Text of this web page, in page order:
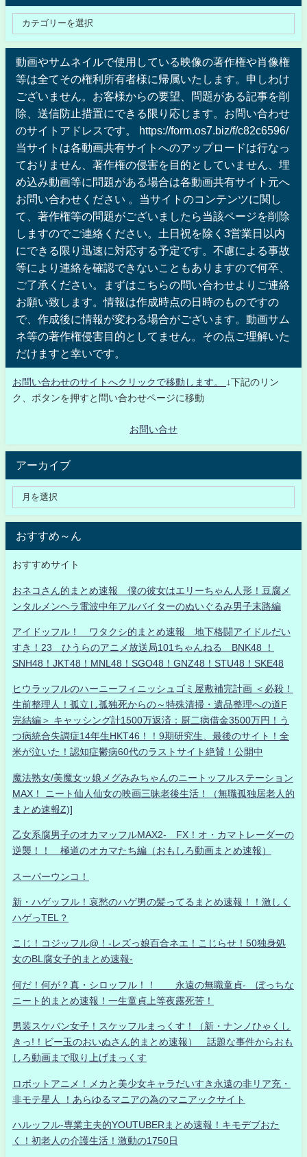
動画やサムネイルで使用している映像の著作権や肖像権
等は全てその権利所有者様に帰属いたします。申しわけ
ございません。お客様からの要望、問題がある記事を削
除、送信防止措置にできる限り応じます。お問い合わせ
のサイトアドレスです。 https://form.os7.biz/f/c82c6596/
当サイトは各動画共有サイトへのアップロードは行なっ
ておりません、著作権の侵害を目的としていません、埋
め込み動画等に問題がある場合は各動画共有サイト元へ
お問い合わせください 。当サイトのコンテンツに関し
て、著作権等の問題がございましたら当該ページを削除
しますのでご連絡ください。土日祝を除く3営業日以内
にできる限り迅速に対応する予定です。不慮による事故
等により連絡を確認できないこともありますので何卒、
ご了承ください。まずはこちらの問い合わせよりご連絡
お願い致します。情報は作成時点の日時のものですの
で、作成後に情報が変わる場合がございます。動画サム
ネ等の著作権侵害目的としてません。その点ご理解いた
だけますと幸いです。
お問い合わせのサイトへクリックで移動します。
↓下記のリン
ク、ボタンを押すと問い合わせページに移動
お問い合せ
アーカイブ
おすすめ～ん
おすすめサイト
おネコさん的まとめ速報 僕の彼女はエリーちゃん人形！豆腐メ
ンタルメンヘラ電波中年アルバイターのぬいぐるみ男子末路編
アイドッフル！ ワタクシ的まとめ速報 地下格闘アイドルだい
すき！23 ひうらのアニメ放送局101ちゃんねる BNK48 ！
SNH48！JKT48！MNL48！SGO48！GNZ48！STU48！SKE48
ヒウラッフルのハーニーフィニッシュゴミ屋敷補完計画 ＜必殺！
生前整理人！孤立し孤独死からの～特殊清掃・遺品整理への道F
完結編＞ キャッシング計1500万返済：厨二病借金3500万円！う
つ病統合失調症14年生HKT46！！9期研究生、最後のサイト！全
米が泣いた！認知症鬱病60代のラストサイト絶賛！公開中
魔法熟女/美魔女ッ娘メグみみちゃんのニートッフルステーション
MAX！ ニート仙人仙女の映画三昧老後生活！（無職孤独居老人的
まとめ速報Z)]
乙女系腐男子のオカマッフルMAX2- FX！オ・カマトレーダーの
逆襲！！ 極道のオカマたち編（おもしろ動画まとめ速報）
スーパーウンコ！
新・ハゲッフル！哀愁のハゲ男の髪ってるまとめ速報！！激しく
ハゲっTEL？
こじ！コジッフル@！-レズっ娘百合ネエ！こじらせ！50独身処
女のBL腐女子的まとめ速報-
何だ！何が？真・シロッフル！！ 永遠の無職童貞- ぼっちな
ニート的まとめ速報！一生童貞上等夜露死苦！
男装スケバン女子！スケッフルまっくす！（新・ナンノひゃくし
きっ!！ビー玉のおいぬさん的まとめ速報） 話題な事件からおも
しろ動画まで取り上げまっくす
ロボットアニメ！メカと美少女キャラだいすき永遠の非リア充・
非モテ星人 ！あらゆるマニアの為のマニアックサイト
ハルッフル-専業主夫的YOUTUBERまとめ速報！キモデブおた
く！初老人の介護生活！激動の1750日